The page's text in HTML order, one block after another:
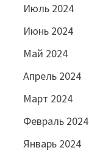
Июль 2024
Июнь 2024
Май 2024
Апрель 2024
Март 2024
Февраль 2024
Январь 2024